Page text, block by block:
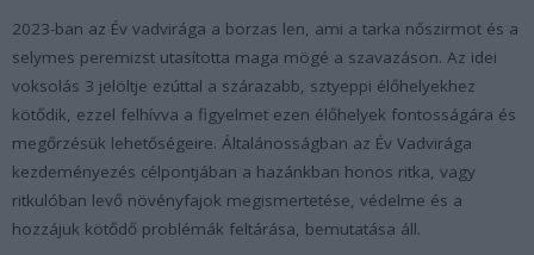
2023-ban az Év vadvirága a borzas len, ami a tarka nőszirmot és a
selymes peremizst utasította maga mögé a szavazáson. Az idei
voksolás 3 jelöltje ezúttal a szárazabb, sztyeppi élőhelyekhez
kötődik, ezzel felhívva a figyelmet ezen élőhelyek fontosságára és
megőrzésük lehetőségeire. Általánosságban az Év Vadvirága
kezdeményezés célpontjában a hazánkban honos ritka, vagy
ritkulóban levő növényfajok megismertetése, védelme és a
hozzájuk kötődő problémák feltárása, bemutatása áll.